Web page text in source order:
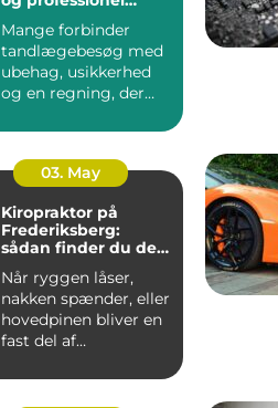
Mange forbinder
tandlægebesøg med
ubehag, usikkerhed
og en regning, der
budgettet. S...
03. May
Kiropraktor på
Frederiksberg:
sådan finder du den
Når ryggen låser,
nakken spænder, eller
hovedpinen bliver en
fast del af